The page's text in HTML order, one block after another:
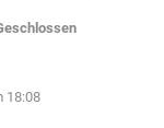
18:08